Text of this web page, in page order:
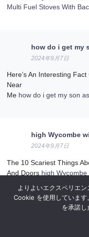
Multi Fuel Stoves With
how do i get my
2024年9月7日
Here’s An Interesting
Near
Me how do i get my son
high Wycombe
2024年9月7日
The 10 Scariest Things
And Doors high Wycombe
replacement car
よりよいエクスペリエ
Cookie を使用していま
を承諾し